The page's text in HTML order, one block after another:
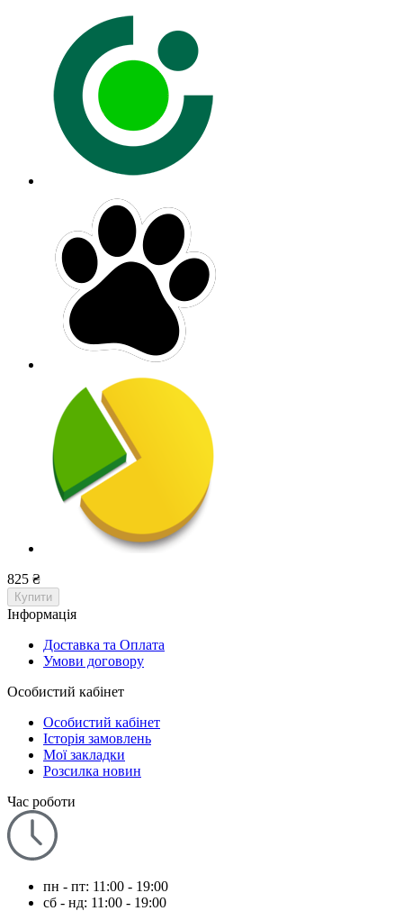
825 ₴
Купити
Інформація
Доставка та Оплата
Умови договору
Особистий кабінет
Особистий кабінет
Історія замовлень
Мої закладки
Розсилка новин
Час роботи
пн - пт: 11:00 - 19:00
сб - нд: 11:00 - 19:00